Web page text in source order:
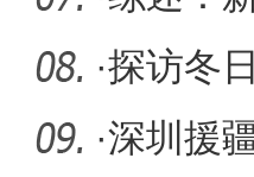
量预计破
·探访冬
果蔬供应
·深圳援